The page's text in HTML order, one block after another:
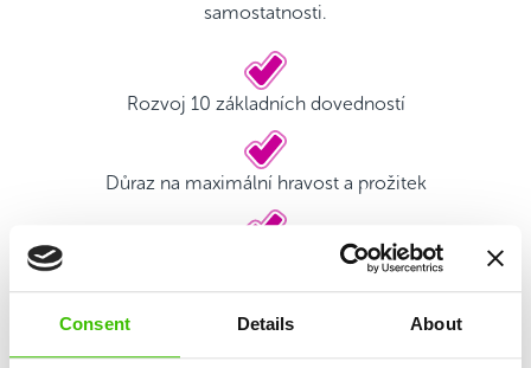
Consent Details About
samostatnosti.
Rozvoj 10 základních dovedností
Důraz na maximální hravost a prožitek
Kvalifikovaný trenér